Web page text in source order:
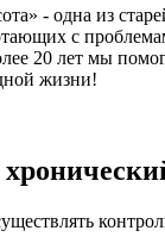
- одна из
с
20 лет мы
жизни!